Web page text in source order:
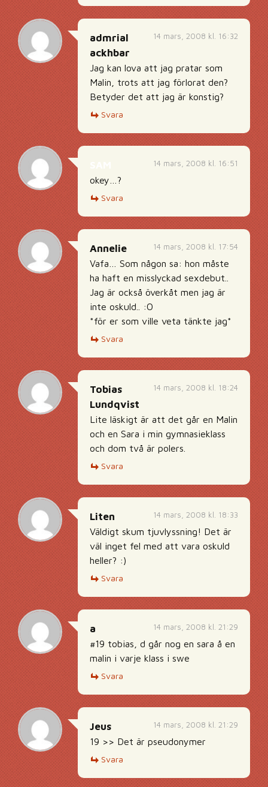
14 mars, 2008 kl. 16:32
admrial
ackhbar
Jag kan lova att jag pratar som
Malin, trots att jag förlorat den?
Betyder det att jag är konstig?
Svara
14 mars, 2008 kl. 16:51
okey…?
Svara
14 mars, 2008 kl. 17:54
Annelie
Vafa… Som någon sa: hon måste
ha haft en misslyckad sexdebut..
Jag är också överkåt men jag är
inte oskuld.. :O
*för er som ville veta tänkte jag*
Svara
14 mars, 2008 kl. 18:24
Tobias
Lundqvist
Lite läskigt är att det går en Malin
och en Sara i min gymnasieklass
och dom två är polers.
Svara
14 mars, 2008 kl. 18:33
Liten
Väldigt skum tjuvlyssning! Det är
väl inget fel med att vara oskuld
heller? :)
Svara
14 mars, 2008 kl. 21:29
a
#19 tobias, d går nog en sara å en
malin i varje klass i swe
Svara
14 mars, 2008 kl. 21:29
Jeus
19 >> Det är pseudonymer
Svara